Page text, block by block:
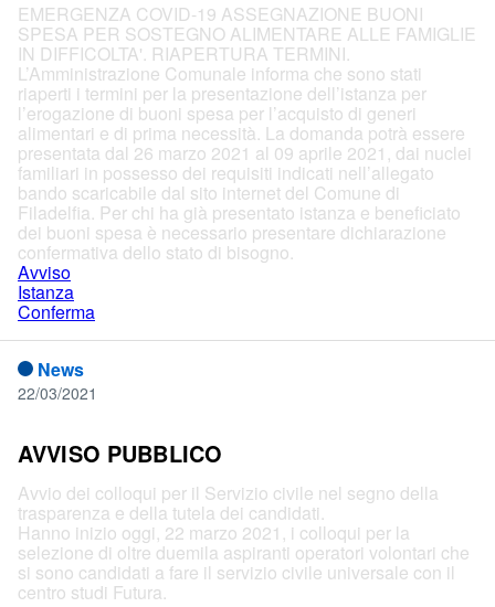
EMERGENZA COVID-19 ASSEGNAZIONE BUONI
SPESA PER SOSTEGNO ALIMENTARE ALLE FAMIGLIE
IN DIFFICOLTA'. RIAPERTURA TERMINI.
L’Amministrazione Comunale informa che sono stati
riaperti i termini per la presentazione dell’istanza per
l’erogazione di buoni spesa per l’acquisto di generi
alimentari e di prima necessità. La domanda potrà essere
presentata dal 26 marzo 2021 al 09 aprile 2021, dai nuclei
familiari in possesso dei requisiti indicati nell’allegato
bando scaricabile dal sito internet del Comune di
Filadelfia. Per chi ha già presentato istanza e beneficiato
dei buoni spesa è necessario presentare dichiarazione
confermativa dello stato di bisogno.
Avviso
Istanza
Conferma
News
22/03/2021
AVVISO PUBBLICO
Avvio dei colloqui per il Servizio civile nel segno della
trasparenza e della tutela dei candidati.
Hanno inizio oggi, 22 marzo 2021, i colloqui per la
selezione di oltre duemila aspiranti operatori volontari che
si sono candidati a fare il servizio civile universale con il
centro studi Futura.